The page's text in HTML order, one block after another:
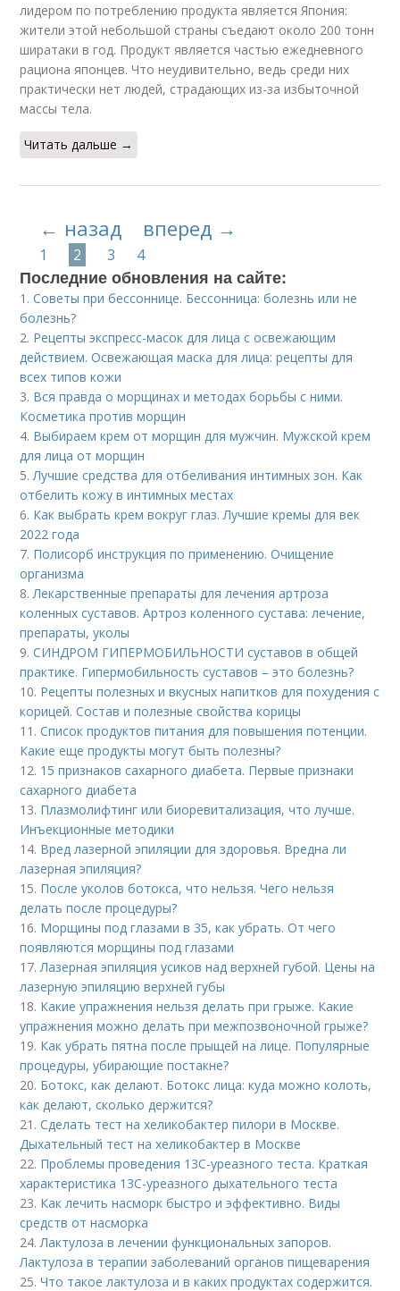
лидером по потреблению продукта является Япония:
жители этой небольшой страны съедают около 200 тонн
ширатаки в год. Продукт является частью ежедневного
рациона японцев. Что неудивительно, ведь среди них
практически нет людей, страдающих из-за избыточной
массы тела.
Читать дальше →
← назад вперед →
1 2 3 4
Последние обновления на сайте:
1.Советы при бессоннице. Бессонница: болезнь или не
болезнь?
2. Рецепты экспресс-масок для лица с освежающим
действием. Освежающая маска для лица: рецепты для
всех типов кожи
3. Вся правда о морщинах и методах борьбы с ними.
Косметика против морщин
4. Выбираем крем от морщин для мужчин. Мужской крем
для лица от морщин
5.Лучшие средства для отбеливания интимных зон. Как
отбелить кожу в интимных местах
6. Как выбрать крем вокруг глаз. Лучшие кремы для век
2022 года
7. Полисорб инструкция по применению. Очищение
организма
8.Лекарственные препараты для лечения артроза
коленных суставов. Артроз коленного сустава: лечение,
препараты, уколы
9.СИНДРОМ ГИПЕРМОБИЛЬНОСТИ суставов в общей
практике. Гипермобильность суставов – это болезнь?
10. Рецепты полезных и вкусных напитков для похудения с
корицей. Состав и полезные свойства корицы
11.Список продуктов питания для повышения потенции.
Какие еще продукты могут быть полезны?
12. 15 признаков сахарного диабета. Первые признаки
сахарного диабета
13. Плазмолифтинг или биоревитализация, что лучше.
Инъекционные методики
14. Вред лазерной эпиляции для здоровья. Вредна ли
лазерная эпиляция?
15. После уколов ботокса, что нельзя. Чего нельзя
делать после процедуры?
16. Морщины под глазами в 35, как убрать. От чего
появляются морщины под глазами
17.Лазерная эпиляция усиков над верхней губой. Цены на
лазерную эпиляцию верхней губы
18. Какие упражнения нельзя делать при грыже. Какие
упражнения можно делать при межпозвоночной грыже?
19. Как убрать пятна после прыщей на лице. Популярные
процедуры, убирающие постакне?
20. Ботокс, как делают. Ботокс лица: куда можно колоть,
как делают, сколько держится?
21.Сделать тест на хеликобактер пилори в Москве.
Дыхательный тест на хеликобактер в Москве
22. Проблемы проведения 13С-уреазного теста. Краткая
характеристика 13С-уреазного дыхательного теста
23. Как лечить насморк быстро и эффективно. Виды
средств от насморка
24.Лактулоза в лечении функциональных запоров.
Лактулоза в терапии заболеваний органов пищеварения
25.Что такое лактулоза и в каких продуктах содержится.